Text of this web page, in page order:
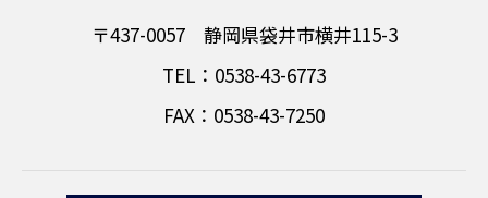
〒437-0057 静岡県袋井市横井115-3
TEL：0538-43-6773
FAX：0538-43-7250